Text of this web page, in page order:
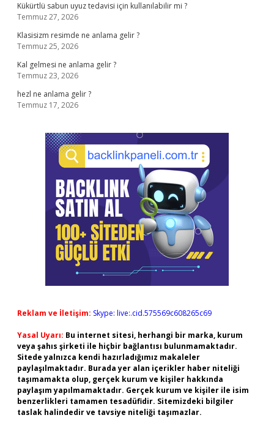
Kükürtlü sabun uyuz tedavisi için kullanılabilir mi ?
Temmuz 27, 2026
Klasisizm resimde ne anlama gelir ?
Temmuz 25, 2026
Kal gelmesi ne anlama gelir ?
Temmuz 23, 2026
hezl ne anlama gelir ?
Temmuz 17, 2026
Reklam ve İletişim: Skype: live:.cid.575569c608265c69
Yasal Uyarı: Bu internet sitesi, herhangi bir marka, kurum
veya şahıs şirketi ile hiçbir bağlantısı bulunmamaktadır.
Sitede yalnızca kendi hazırladığımız makaleler
paylaşılmaktadır. Burada yer alan içerikler haber niteliği
taşımamakta olup, gerçek kurum ve kişiler hakkında
paylaşım yapılmamaktadır. Gerçek kurum ve kişiler ile isim
benzerlikleri tamamen tesadüfidir. Sitemizdeki bilgiler
taslak halindedir ve tavsiye niteliği taşımazlar.